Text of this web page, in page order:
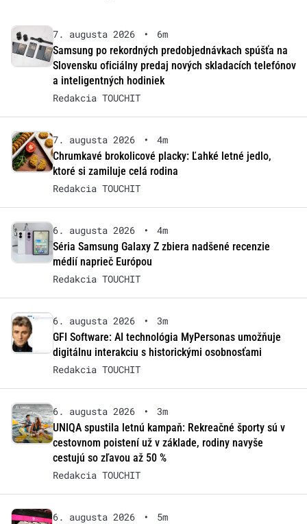
7. augusta 2026 •
6m
Samsung po rekordných predobjednávkach spúšťa na
Slovensku oficiálny predaj nových skladacích telefónov
a inteligentných hodiniek
Redakcia TOUCHIT
7. augusta 2026 •
4m
Chrumkavé brokolicové placky: Ľahké letné jedlo,
ktoré si zamiluje celá rodina
Redakcia TOUCHIT
6. augusta 2026 •
4m
Séria Samsung Galaxy Z zbiera nadšené recenzie
médií naprieč Európou
Redakcia TOUCHIT
6. augusta 2026 •
3m
GFI Software: AI technológia MyPersonas umožňuje
digitálnu interakciu s historickými osobnosťami
Redakcia TOUCHIT
6. augusta 2026 •
3m
UNIQA spustila letnú kampaň: Rekreačné športy sú v
cestovnom poistení už v základe, rodiny navyše
cestujú so zľavou až 50 %
Redakcia TOUCHIT
6. augusta 2026 •
5m